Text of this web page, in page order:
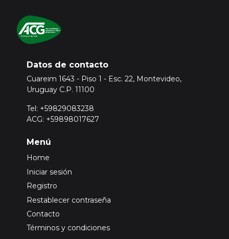
Datos de contacto
Cuareim 1643 - Piso 1 - Esc. 22, Montevideo,
Uruguay C.P. 11100
Tel: +59829083238
ACG: +59898017627
Menú
Home
Iniciar sesión
Registro
Restablecer contraseña
Contacto
Términos y condiciones